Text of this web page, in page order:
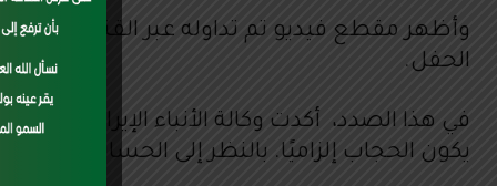
وأظهر مقطع فيديو تم تداوله عبر القنوات
الحفل.
في هذا الصدد، أكدت وكالة الأنباء الإيرانية،
يكون الحجاب إلزاميًا. بالنظر إلى الحساسيات